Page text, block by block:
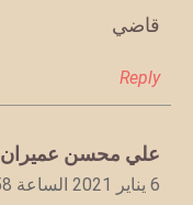
قاضي
Reply
يقول
علي محسن عميران
6 يناير 2021 الساعة 1:58 م